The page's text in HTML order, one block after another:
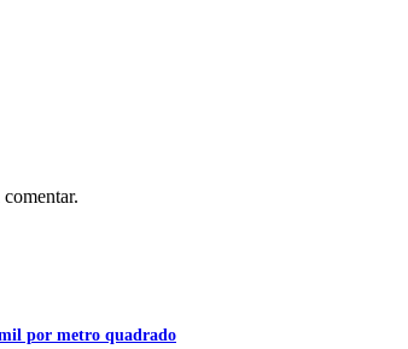
por metro quadrado